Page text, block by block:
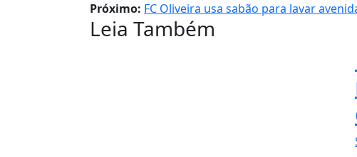
Próximo: FC Oliveira usa sabão para lavar
Leia Também